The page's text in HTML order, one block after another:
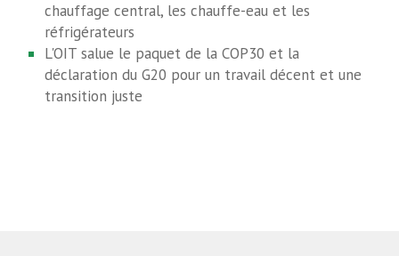
chauffage central, les chauffe-eau et les
réfrigérateurs
L'OIT salue le paquet de la COP30 et la
déclaration du G20 pour un travail décent et une
transition juste